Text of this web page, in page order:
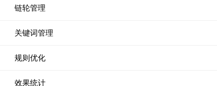
链轮管理
关键词管理
规则优化
效果统计